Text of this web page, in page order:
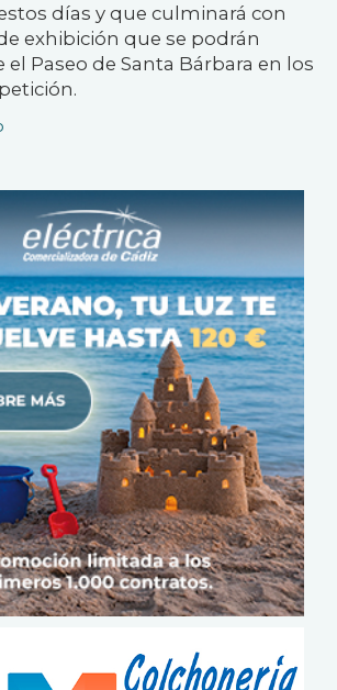
días y que culminará con
exhibición que se podrán
Paseo de Santa Bárbara en los